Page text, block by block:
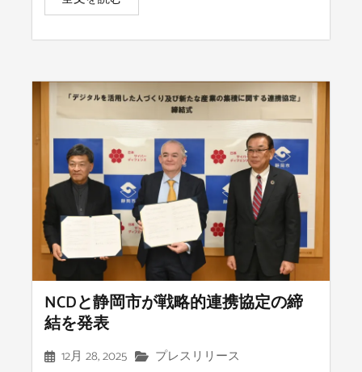
NCDと静岡市が戦略的連携協定の締
結を発表
12月 28, 2025
プレスリリース